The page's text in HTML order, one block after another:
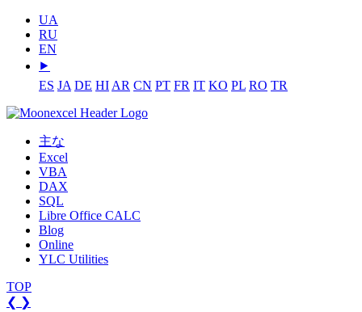
UA
RU
EN
⯈
ES JA DE HI AR CN PT FR IT KO PL RO TR
主な
Excel
VBA
DAX
SQL
Libre Office CALC
Blog
Online
YLC Utilities
TOP
❮ ❯